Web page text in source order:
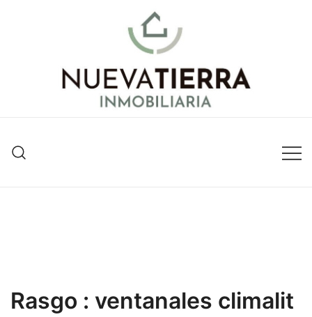
Rasgo : ventanales climalit